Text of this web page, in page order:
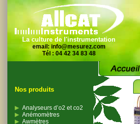
La culture de l'instrumentation
email: info@mesurez.com
Tél : 04 42 34 83 48
Nos produits
Analyseurs d’o2 et co2
Anémomètres
Awmètres